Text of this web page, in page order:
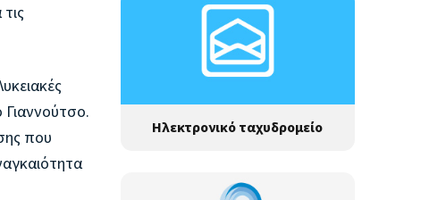
που
Ηλεκτρονικό ταχυδρομείο